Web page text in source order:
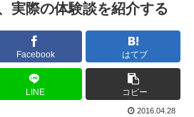
実際の体験談を紹介する
Facebook はてブ
LINE コピー
2016.04.28